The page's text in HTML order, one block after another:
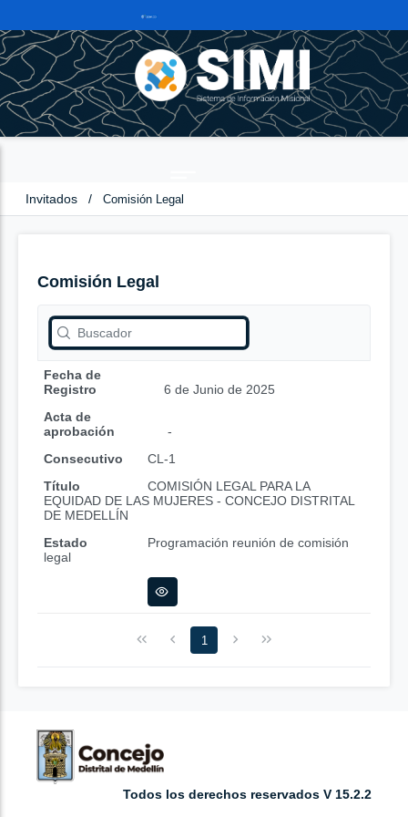
Invitados / Comisión Legal
Comisión Legal
Fecha de
Registro
6 de Junio de 2025
Acta de
aprobación
-
Consecutivo
CL-1
Título
COMISIÓN LEGAL PARA LA
EQUIDAD DE LAS MUJERES - CONCEJO DISTRITAL
DE MEDELLÍN
Estado
Programación reunión de comisión
legal
1
Todos los derechos reservados V 15.2.2